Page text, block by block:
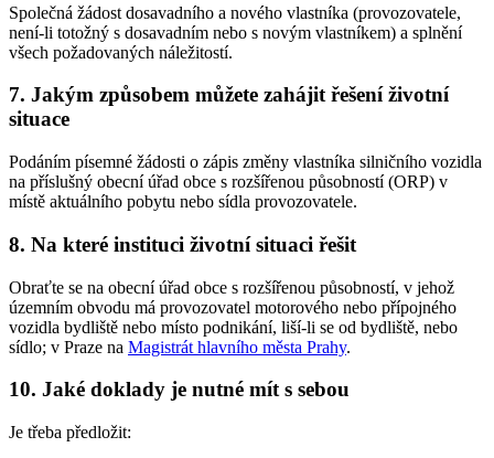
Společná žádost dosavadního a nového vlastníka (provozovatele,
není-li totožný s dosavadním nebo s novým vlastníkem) a splnění
všech požadovaných náležitostí.
7. Jakým způsobem můžete zahájit řešení životní
situace
Podáním písemné žádosti o zápis změny vlastníka silničního vozidla
na příslušný obecní úřad obce s rozšířenou působností (ORP) v
místě aktuálního pobytu nebo sídla provozovatele.
8. Na které instituci životní situaci řešit
Obraťte se na obecní úřad obce s rozšířenou působností, v jehož
územním obvodu má provozovatel motorového nebo přípojného
vozidla bydliště nebo místo podnikání, liší-li se od bydliště, nebo
sídlo; v Praze na Magistrát hlavního města Prahy.
10. Jaké doklady je nutné mít s sebou
Je třeba předložit: